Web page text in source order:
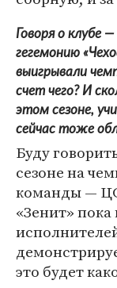
Говоря о клубе
гегемонию
выигрывали
счет чего? И
этом сезоне,
сейчас тоже
Буду
сезоне на
команды —
«Зенит»
это будет